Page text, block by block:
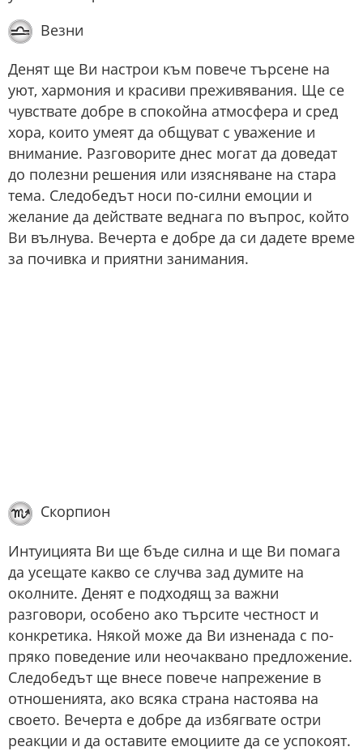
Везни
Денят ще Ви настрои към повече търсене на
уют, хармония и красиви преживявания. Ще се
чувствате добре в спокойна атмосфера и сред
хора, които умеят да общуват с уважение и
внимание. Разговорите днес могат да доведат
до полезни решения или изясняване на стара
тема. Следобедът носи по-силни емоции и
желание да действате веднага по въпрос, който
Ви вълнува. Вечерта е добре да си дадете време
за почивка и приятни занимания.
Скорпион
Интуицията Ви ще бъде силна и ще Ви помага
да усещате какво се случва зад думите на
околните. Денят е подходящ за важни
разговори, особено ако търсите честност и
конкретика. Някой може да Ви изненада с по-
пряко поведение или неочаквано предложение.
Следобедът ще внесе повече напрежение в
отношенията, ако всяка страна настоява на
своето. Вечерта е добре да избягвате остри
реакции и да оставите емоциите да се успокоят.